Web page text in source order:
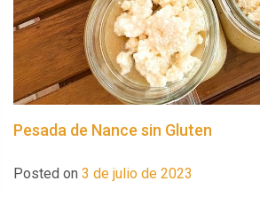
Pesada de Nance sin Gluten
Posted on 3 de julio de 2023